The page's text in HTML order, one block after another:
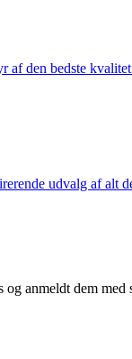
den bedste
udvalg af alt
anmeldt dem